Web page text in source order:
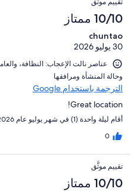
النزلاء
من
تقييمات
النزلاء
أصل
1008
من
تقييمات
النزلاء
10/10 ممتاز
chuntao
30 يوليو 2026
و⁦حالة المنشأة ومرافقها⁩
الترجمة باستخدام Google
Great location!
أقام ليلة واحدة (1) في شهر يوليو عام 2026
0
تقييم موثَّق
10/10 ممتاز